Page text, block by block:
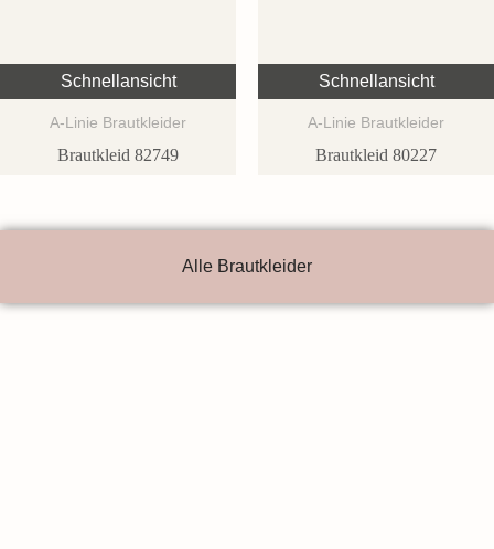
Schnellansicht
A-Linie Brautkleider
Brautkleid 82749
Schnellansicht
A-Linie Brautkleider
Brautkleid 80227
Alle Brautkleider